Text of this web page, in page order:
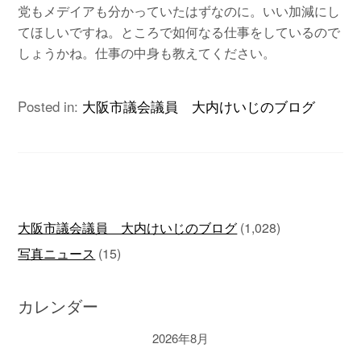
党もメデイアも分かっていたはずなのに。いい加減にし
てほしいですね。ところで如何なる仕事をしているので
しょうかね。仕事の中身も教えてください。
Posted in: 大阪市議会議員 大内けいじのブログ
大阪市議会議員 大内けいじのブログ (1,028)
写真ニュース (15)
カレンダー
2026年8月